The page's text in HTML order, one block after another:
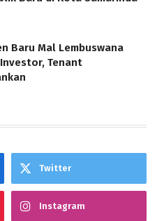
Baru Mal Lembuswana
Tenant
Twitter
Instagram